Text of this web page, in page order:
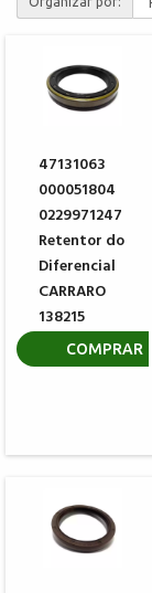
47131063
000051804
0229971247
Retentor do
Diferencial
CARRARO
138215
R$ 98,91
COMPRAR